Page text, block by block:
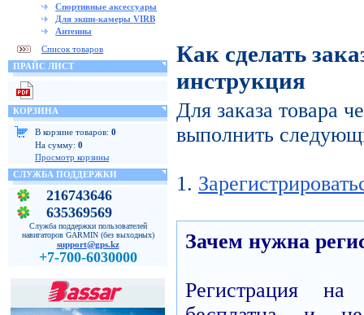
Спортивные аксессуары
Для экшн-камеры VIRB
Антенны
Список товаров
ПРАЙС ЛИСТ
КОРЗИНА
В корзине товаров: 0
На сумму: 0
Просмотр корзины
СЛУЖБА ПОДДЕРЖКИ
216743646
635369569
Служба поддержки пользователей
навигаторов GARMIN (без выходных)
support@gps.kz
+7-700-6030000
Как сделать
инструкция
Для заказа товара
выполнить
1.
Зачем нужна
Регистрация